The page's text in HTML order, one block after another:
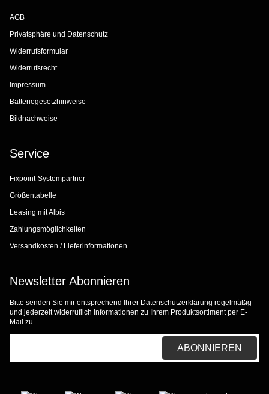
AGB
Privatsphäre und Datenschutz
Widerrufsformular
Widerrufsrecht
Impressum
Batteriegesetzhinweise
Bildnachweise
Service
Fixpoint-Systempartner
Größentabelle
Leasing mit Albis
Zahlungsmöglichkeiten
Versandkosten / Lieferinformationen
Newsletter Abonnieren
Bitte senden Sie mir entsprechend Ihrer Datenschutzerklärung regelmäßig
und jederzeit widerruflich Informationen zu Ihrem Produktsortiment per E-
Mail zu.
ABONNIEREN